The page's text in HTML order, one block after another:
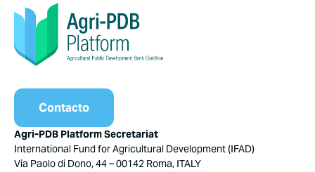
Contacto
Agri-PDB Platform Secretariat
International Fund for Agricultural Development (IFAD)
Via Paolo di Dono, 44 – 00142 Roma, ITALY